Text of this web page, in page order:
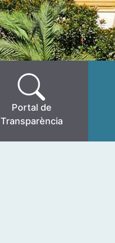
Portal de
Transparència